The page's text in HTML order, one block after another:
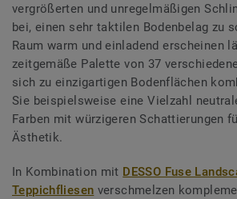
vergrößerten und unregelmäßigen
bei, einen sehr taktilen Bodenbelag zu
Raum warm und einladend erscheinen
zeitgemäße Palette von 37
sich zu einzigartigen Bodenflächen
Sie beispielsweise eine Vielzahl
Farben mit würzigeren Schattierungen
Ästhetik.
In Kombination mit DESSO Fuse
Teppichfliesen verschmelzen